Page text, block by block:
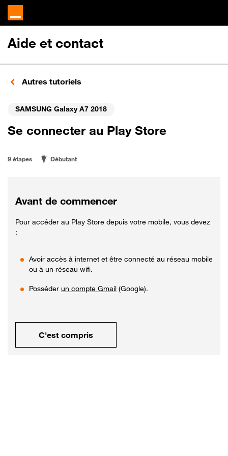
Aide et contact
Autres tutoriels
SAMSUNG Galaxy A7 2018
Se connecter au Play Store
9 étapes Débutant
Avant de commencer
Pour accéder au Play Store depuis votre mobile, vous devez
:
Avoir accès à internet et être connecté au réseau mobile
ou à un réseau wifi.
Posséder un compte Gmail (Google).
C'est compris